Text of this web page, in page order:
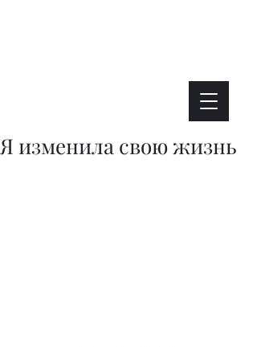
Я изменила свою жизнь